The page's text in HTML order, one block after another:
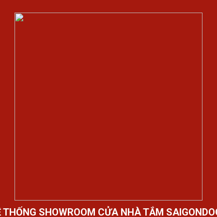
THỐNG SHOWROOM CỬA NHÀ TẮM